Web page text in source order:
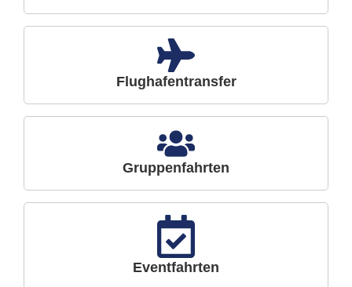
Flughafentransfer
Gruppenfahrten
Eventfahrten